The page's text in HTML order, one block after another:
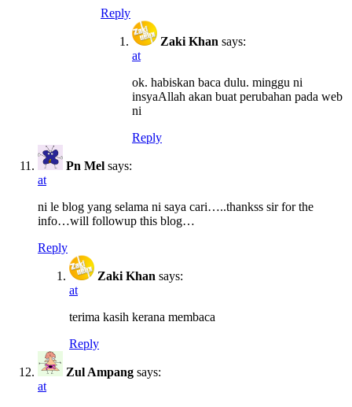
Reply
Zaki Khan says:
at
ok. habiskan baca dulu. minggu ni
insyaAllah akan buat perubahan pada web
ni
Reply
Pn Mel says:
at
ni le blog yang selama ni saya cari…..thankss sir for the
info…will followup this blog…
Reply
Zaki Khan says:
at
terima kasih kerana membaca
Reply
Zul Ampang says:
at